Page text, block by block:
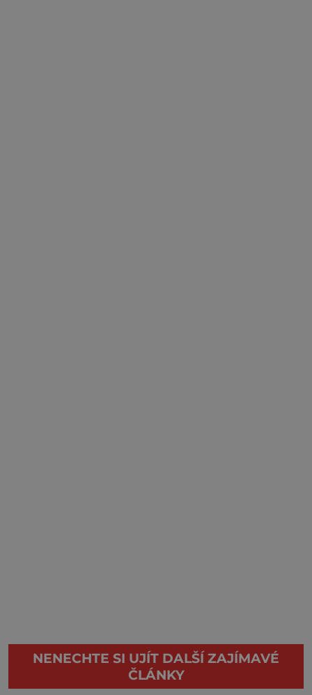
NENECHTE SI UJÍT DALŠÍ ZAJÍMAVÉ
ČLÁNKY